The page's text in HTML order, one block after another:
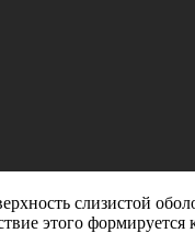
слизистой
этого